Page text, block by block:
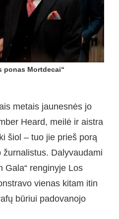
ponas Mortdecai“
metais jaunesnės jo
Heard, meilė ir aistra
šiol – tuo jie prieš porą
Dalyvaudami
Gala“ renginyje Los
vienas kitam itin
būriui padovanojo